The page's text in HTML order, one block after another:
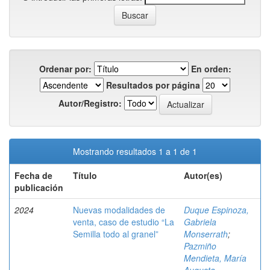
Ordenar por:
En orden:
Resultados por página
Autor/Registro:
Mostrando resultados 1 a 1 de 1
Fecha de
publicación
Título Autor(es)
2024
Nuevas modalidades de
venta, caso de estudio “La
Semilla todo al granel”
Duque Espinoza,
Gabriela
Monserrath;
Pazmiño
Mendieta, María